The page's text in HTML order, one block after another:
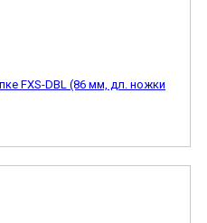
FXS-DBL (86 мм, дл. ножки